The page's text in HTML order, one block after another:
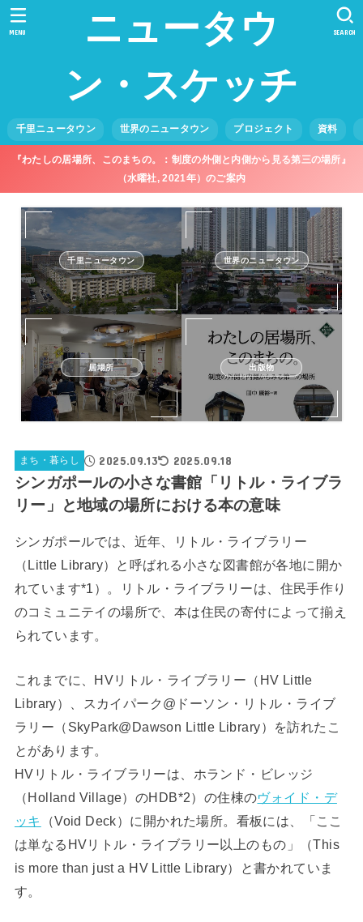
ニュータウ
ン・スケッチ
千里ニュータウン 世界のニュータウン プロジェクト 資料
SEARCH
MENU
『わたしの居場所、このまちの。：制度の外側と内側から見る第三の場所』
（水曜社, 2021年）のご案内
千里ニュータウン 世界のニュータウン
居場所 出版物
まち・暮らし 2025.09.13 2025.09.18
シンガポールの小さな書館「リトル・ライブラ
リー」と地域の場所における本の意味
シンガポールでは、近年、リトル・ライブラリー
（Little Library）と呼ばれる小さな図書館が各地に開か
れています*1）。リトル・ライブラリーは、住民手作り
のコミュニテイの場所で、本は住民の寄付によって揃え
られています。
これまでに、HVリトル・ライブラリー（HV Little
Library）、スカイパーク@ドーソン・リトル・ライブ
ラリー（SkyPark@Dawson Little Library）を訪れたこ
とがあります。
HVリトル・ライブラリーは、ホランド・ビレッジ
（Holland Village）のHDB*2）の住棟のヴォイド・デ
ッキ
（Void Deck）に開かれた場所。看板には、「ここ
は単なるHVリトル・ライブラリー以上のもの」（This
is more than just a HV Little Library）と書かれていま
す。